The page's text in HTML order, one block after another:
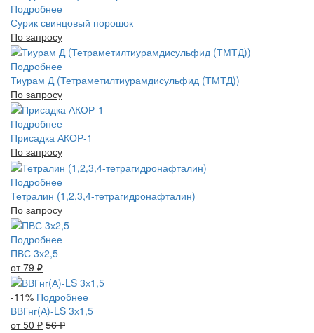
Подробнее
Сурик свинцовый порошок
По запросу
Подробнее
Тиурам Д (Тетраметилтиурамдисульфид (ТМТД))
По запросу
Подробнее
Присадка АКОР-1
По запросу
Подробнее
Тетралин (1,2,3,4-тетрагидронафталин)
По запросу
Подробнее
ПВС 3х2,5
от 79 ₽
-11% Подробнее
ВВГнг(А)-LS 3х1,5
от 50 ₽ 56₽